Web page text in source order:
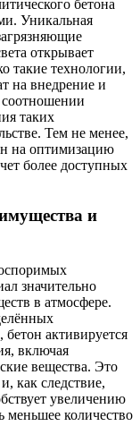
бетона
Уникальная
открывает
такие технологии,
на внедрение и
таких
Тем не менее,
на оптимизацию
более доступных
и
значительно
в атмосфере.
бетон активируется
включая
вещества. Это
как следствие,
увеличению
меньшее количество